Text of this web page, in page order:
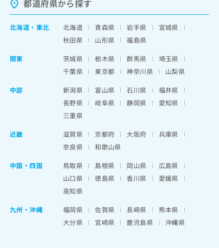
都道府県から探す
北海道 ・ 東北 北海道 青森県 岩手県
宮城県
秋田県
山形県
福島県
関東
茨城県 栃木県 群馬県
埼玉県
千葉県
東京都 神奈川県
山梨県
中部
新潟県 富山県 石川県
福井県
長野県
岐阜県 静岡県
愛知県
三重県
近畿
滋賀県 京都府 大阪府
兵庫県
奈良県
和歌山県
中国・四国
鳥取県 島根県 岡山県
広島県
山口県
徳島県 香川県
愛媛県
高知県
九州・沖縄
福岡県 佐賀県 長崎県
熊本県
大分県
宮崎県 鹿児島県 沖縄県